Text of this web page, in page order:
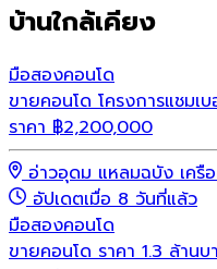
บ้านใกล้เคียง
มือสองคอนโด
ขายคอนโด โครงการแชมเ
ราคา ฿2,200,000
อ่าวอุดม แหลมฉบัง เค
อัปเดตเมื่อ 8 วันที่แล้ว
มือสองคอนโด
ขายคอนโด ราคา 1.3 ล้านบ